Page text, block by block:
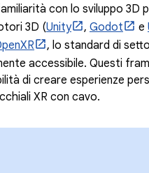
con lo sviluppo 3D
3D (Unity , Godot e
, lo standard di
accessibile. Questi
di creare esperienze
XR con cavo.